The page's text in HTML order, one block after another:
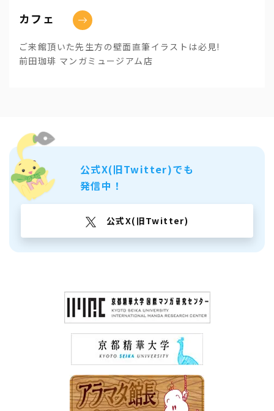
カフェ
ご来館頂いた先生方の壁面直筆イラストは必見!
前田珈琲 マンガミュージアム店
公式X(旧Twitter)でも
発信中！
公式X(旧Twitter)